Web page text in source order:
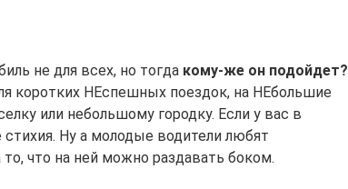
не для всех, но тогда кому-же он подойдет?
коротких НЕспешных поездок, на НЕбольшие
или небольшому городку. Если у вас в
стихия. Ну а молодые водители любят
что на ней можно раздавать боком.